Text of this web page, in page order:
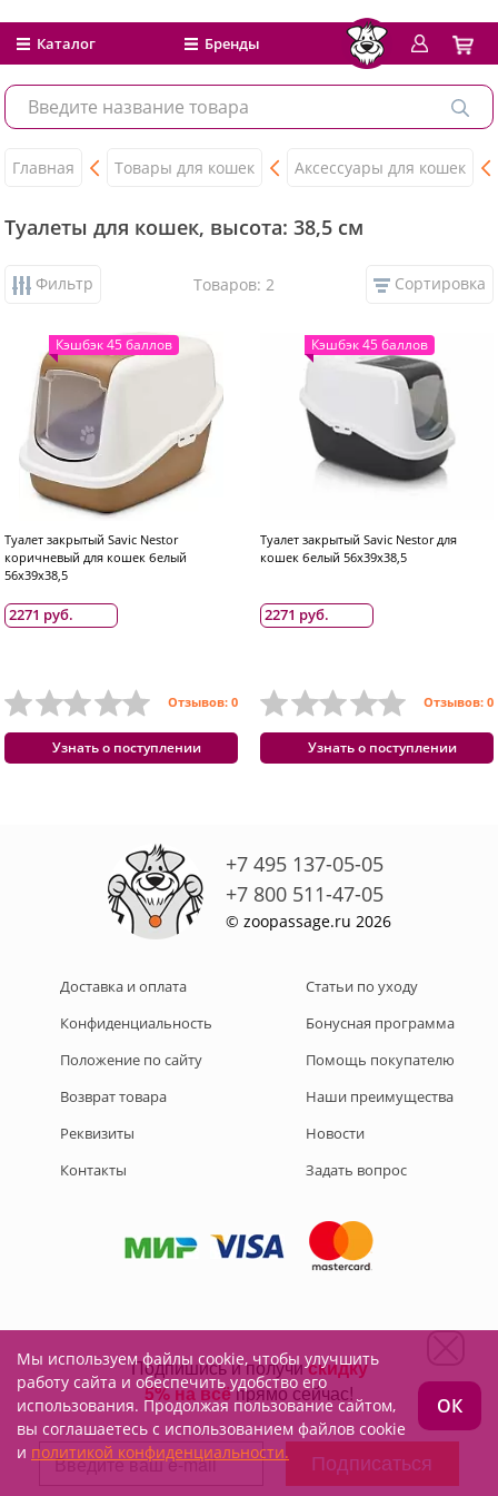
Каталог Бренды
Главная Товары для кошек Аксессуары для кошек
Туалеты для кошек, высота: 38,5 см
Фильтр Товаров: 2 Сортировка
Кэшбэк 45 баллов
Туалет закрытый Savic Nestor
коричневый для кошек белый
56x39x38,5
2271 руб.
Отзывов: 0
Узнать о поступлении
Кэшбэк 45 баллов
Туалет закрытый Savic Nestor для
кошек белый 56x39x38,5
2271 руб.
Отзывов: 0
Узнать о поступлении
+7 495 137-05-05
+7 800 511-47-05
© zoopassage.ru 2026
Доставка и оплата
Конфиденциальность
Положение по сайту
Возврат товара
Реквизиты
Контакты
Статьи по уходу
Бонусная программа
Помощь покупателю
Наши преимущества
Новости
Задать вопрос
Подписывайтесь на нас:
Мы используем файлы cookie, чтобы улучшить
работу сайта и обеспечить удобство его
использования. Продолжая пользование сайтом,
вы соглашаетесь с использованием файлов cookie
и политикой конфиденциальности.
ОК